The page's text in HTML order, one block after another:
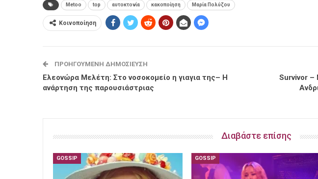
Metoo top αυτοκτονία κακοποίηση Μαρία Πολύζου
Κοινοποίηση
ΠΡΟΗΓΟΎΜΕΝΗ ΔΗΜΟΣΊΕΥΣΗ
Ελεονώρα Μελέτη: Στο νοσοκομείο η γιαγια της– Η
ανάρτηση της παρουσιάστριας
Survivor –
Διαβάστε επίσης
GOSSIP GOSSIP